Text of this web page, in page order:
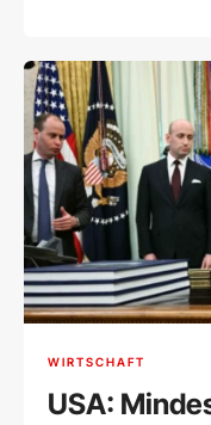
WIRTSCHAFT
USA: